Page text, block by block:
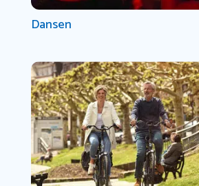
Dansen